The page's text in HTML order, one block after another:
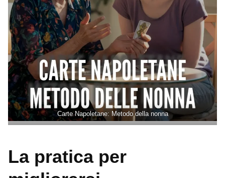
Carte Napoletane: Metodo della nonna
La pratica per